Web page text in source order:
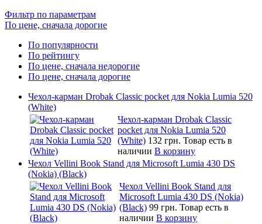
Фильтр по параметрам
По цене, сначала дорогие
По популярности
По рейтингу
По цене, сначала недорогие
По цене, сначала дорогие
Чехол-карман Drobak Classic pocket для Nokia Lumia 520
(White)
Чехол-карман Drobak Classic
pocket для Nokia Lumia 520
(White) 132 грн. Товар есть в
наличии В корзину
Чехол Vellini Book Stand для Microsoft Lumia 430 DS
(Nokia) (Black)
Чехол Vellini Book Stand для
Microsoft Lumia 430 DS (Nokia)
(Black) 99 грн. Товар есть в
наличии В корзину